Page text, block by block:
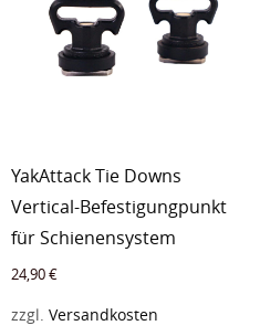
YakAttack Tie Downs
Vertical-Befestigungpunkt
für Schienensystem
24,90€
zzgl. Versandkosten